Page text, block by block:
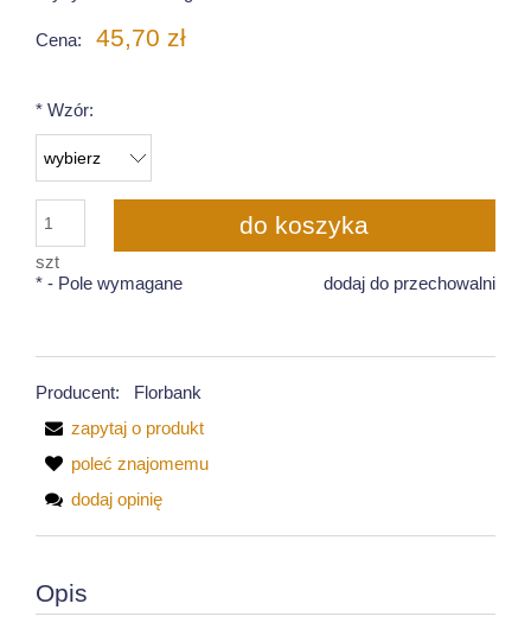
Cena: 45,70 zł
* Wzór:
szt
do koszyka
dodaj do przechowalni
* - Pole wymagane
Producent:
Florbank
zapytaj o produkt
poleć znajomemu
dodaj opinię
Opis